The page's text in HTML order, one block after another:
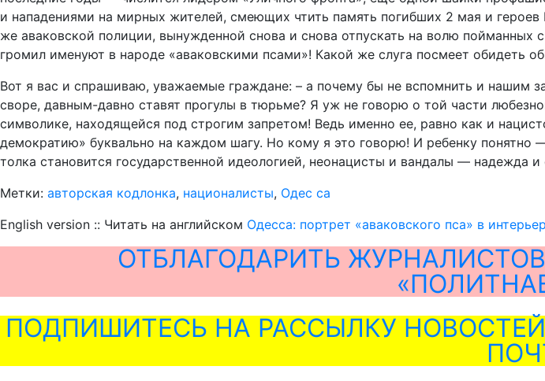
и нападениями на мирных жителей, смеющих чтить память погибших 2 мая и героев
же аваковской полиции, вынужденной снова и снова отпускать на волю
громил именуют в народе «аваковскими псами»! Какой же слуга посмеет обидеть
Вот я вас и спрашиваю, уважаемые граждане: – а почему бы не вспомнить и нашим
своре, давным-давно ставят прогулы в тюрьме? Я уж не говорю о той части
символике, находящейся под строгим запретом! Ведь именно ее, равно как и
демократию» буквально на каждом шагу. Но кому я это говорю! И ребенку понятно
толка становится государственной идеологией, неонацисты и вандалы —
Метки: авторская кодлонка, националисты, Одес са
English version :: Читать на английском Одесса: портрет «аваковского пса» в
ОТБЛАГОДАРИТЬ
ПОДПИШИТЕСЬ НА РАССЫЛКУ